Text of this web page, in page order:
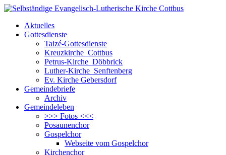
Aktuelles
Gottesdienste
Taizé-Gottesdienste
Kreuzkirche Cottbus
Petrus-Kirche Döbbrick
Luther-Kirche Senftenberg
Ev. Kirche Gebersdorf
Gemeindebriefe
Archiv
Gemeindeleben
>>> Fotos <<<
Posaunenchor
Gospelchor
Webseite vom Gospelchor
Kirchenchor